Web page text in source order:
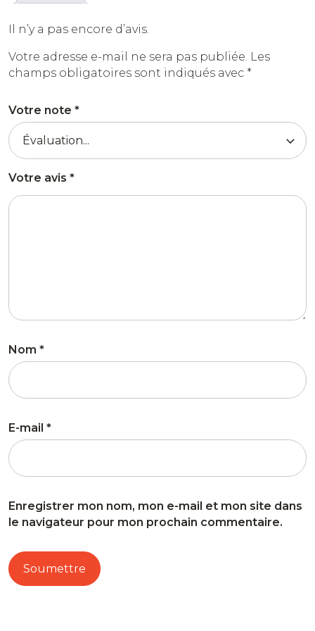
Il n’y a pas encore d’avis.
Votre adresse e-mail ne sera pas publiée. Les
champs obligatoires sont indiqués avec *
Votre note *
Votre avis *
Nom *
E-mail *
Enregistrer mon nom, mon e-mail et mon site dans
le navigateur pour mon prochain commentaire.